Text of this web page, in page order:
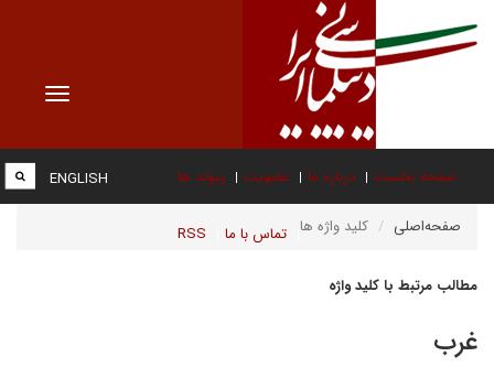
Toggle
صفحه نخست درباره ما عضویت پیوند ها
تماس با ما RSS
ENGLISH
صفحه‌اصلی کلید واژه ها
مطالب مرتبط با کلید واژه
غرب